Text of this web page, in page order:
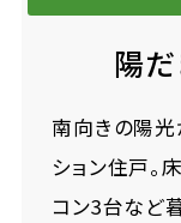
陽だ
南向きの陽光
ション住戸。
コン3台など